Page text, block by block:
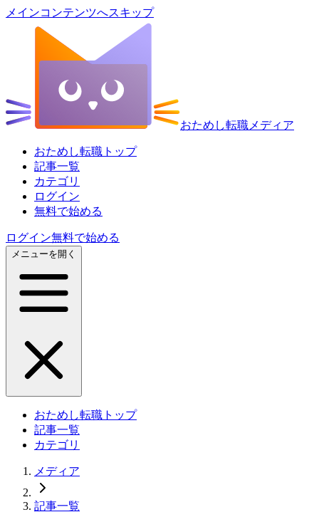
メインコンテンツへスキップ
おためし転職メディア
おためし転職トップ
記事一覧
カテゴリ
ログイン
無料で始める
ログイン無料で始める
メニューを開く
おためし転職トップ
記事一覧
カテゴリ
メディア
記事一覧